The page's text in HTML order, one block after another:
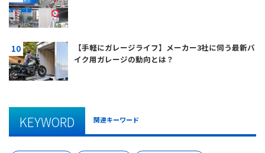
【手軽にガレージライフ】メーカー3社に伺う最新バ
イク用ガレージの動向とは？
KEYWORD 関連キーワード